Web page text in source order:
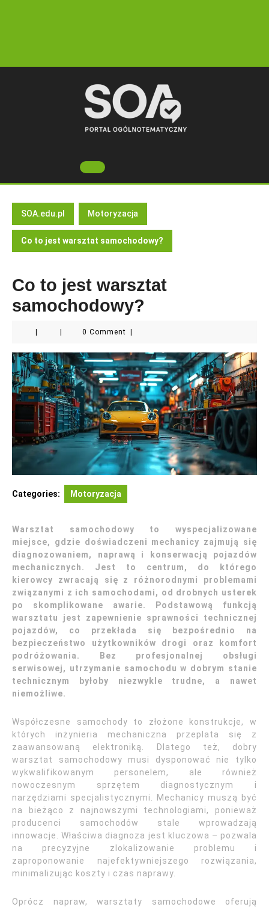
Open
Button
SOA.edu.pl Motoryzacja
Co to jest warsztat samochodowy?
Co to jest warsztat
samochodowy?
0 Comment
Categories: Motoryzacja
Warsztat samochodowy to wyspecjalizowane
miejsce, gdzie doświadczeni mechanicy zajmują się
diagnozowaniem, naprawą i konserwacją pojazdów
mechanicznych. Jest to centrum, do którego
kierowcy zwracają się z różnorodnymi problemami
związanymi z ich samochodami, od drobnych usterek
po skomplikowane awarie. Podstawową funkcją
warsztatu jest zapewnienie sprawności technicznej
pojazdów, co przekłada się bezpośrednio na
bezpieczeństwo użytkowników drogi oraz komfort
podróżowania. Bez profesjonalnej obsługi
serwisowej, utrzymanie samochodu w dobrym stanie
technicznym byłoby niezwykle trudne, a nawet
niemożliwe.
Współczesne samochody to złożone konstrukcje, w
których inżynieria mechaniczna przeplata się z
zaawansowaną elektroniką. Dlatego też, dobry
warsztat samochodowy musi dysponować nie tylko
wykwalifikowanym personelem, ale również
nowoczesnym sprzętem diagnostycznym i
narzędziami specjalistycznymi. Mechanicy muszą być
na bieżąco z najnowszymi technologiami, ponieważ
producenci samochodów stale wprowadzają
innowacje. Właściwa diagnoza jest kluczowa – pozwala
na precyzyjne zlokalizowanie problemu i
zaproponowanie najefektywniejszego rozwiązania,
minimalizując koszty i czas naprawy.
Oprócz napraw, warsztaty samochodowe oferują